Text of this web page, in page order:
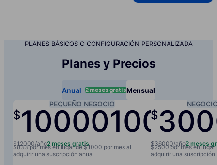
PLANES BÁSICOS O CONFIGURACIÓN PERSONALIZADA
Planes y Precios
Anual 2 meses gratisMensual
PEQUEÑO NEGOCIO
$100001000/año/
$12000/año2 meses gratis
$833 por mes en lugar de $1000 por mes al
adquirir una suscripción anual
$
$36000/año2 meses
$2500 por mes en
adquirir una suscripción